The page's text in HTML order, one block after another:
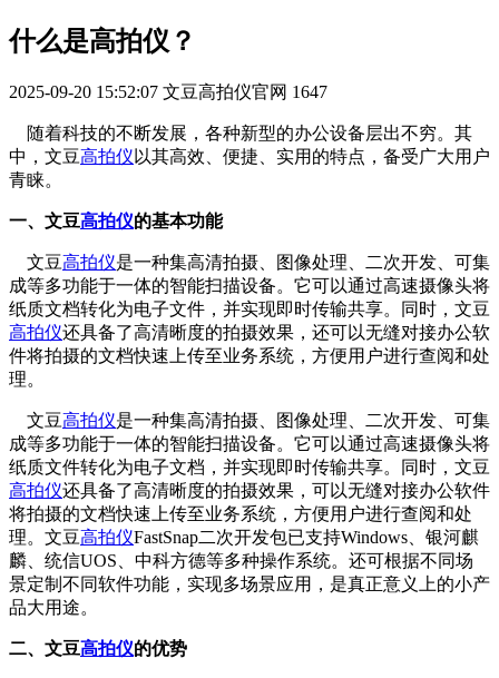
什么是高拍仪？
2025-09-20 15:52:07 文豆高拍仪官网 1647
随着科技的不断发展，各种新型的办公设备层出不穷。其
中，文豆高拍仪 以其高效、便捷、实用的特点，备受广大用户
青睐。
一、文豆高拍仪的基本功能
文豆高拍仪是一种集高清拍摄、图像处理、二次开发、可集
成等多功能于一体的智能扫描设备。它可以通过高速摄像头将
纸质文档转化为电子文件，并实现即时传输共享。同时，文豆
高拍仪还具备了高清晰度的拍摄效果，还可以无缝对接办公软
件将拍摄的文档快速上传至业务系统，方便用户进行查阅和处
理。
文豆高拍仪是一种集高清拍摄、图像处理、二次开发、可集
成等多功能于一体的智能扫描设备。它可以通过高速摄像头将
纸质文件转化为电子文档，并实现即时传输共享。同时，文豆
高拍仪还具备了高清晰度的拍摄效果，可以无缝对接办公软件
将拍摄的文档快速上传至业务系统，方便用户进行查阅和处
理。文豆高拍仪FastSnap二次开发包已支持Windows、银河麒
麟、统信UOS、中科方德等多种操作系统。还可根据不同场
景定制不同软件功能，实现多场景应用，是真正意义上的小产
品大用途。
二、文豆高拍仪的优势